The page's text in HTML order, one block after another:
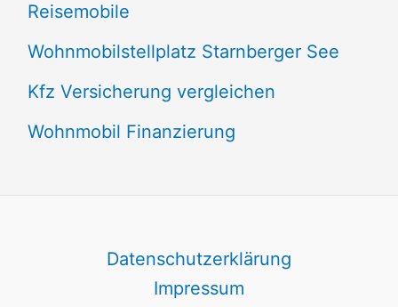
Reisemobile
Wohnmobilstellplatz Starnberger See
Kfz Versicherung vergleichen
Wohnmobil Finanzierung
Datenschutzerklärung
Impressum